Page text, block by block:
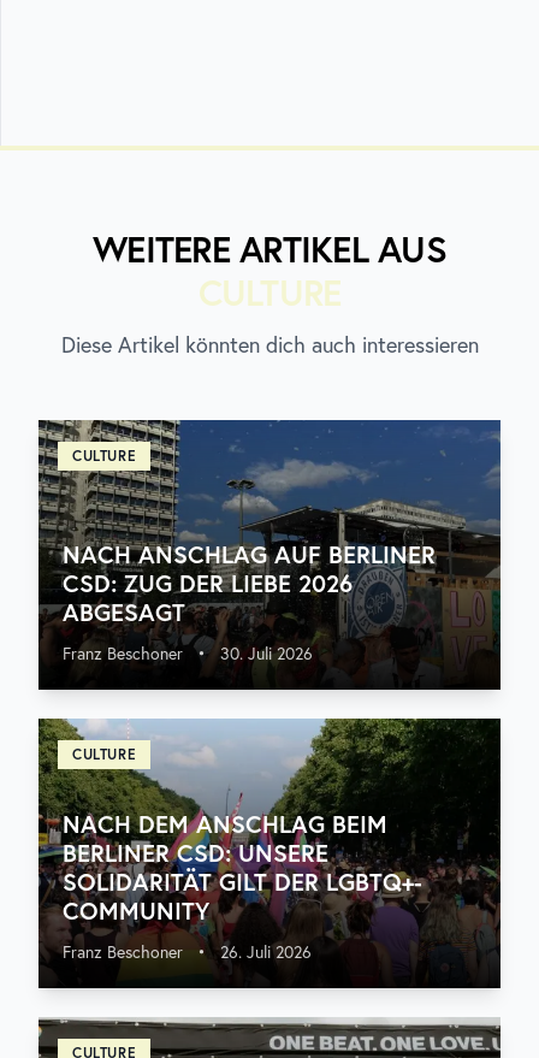
WEITERE ARTIKEL AUS
CULTURE
Diese Artikel könnten dich auch interessieren
CULTURE
NACH ANSCHLAG AUF BERLINER
CSD: ZUG DER LIEBE 2026
ABGESAGT
Franz Beschoner • 30. Juli 2026
CULTURE
NACH DEM ANSCHLAG BEIM
BERLINER CSD: UNSERE
SOLIDARITÄT GILT DER LGBTQ+-
COMMUNITY
Franz Beschoner • 26. Juli 2026
CULTURE